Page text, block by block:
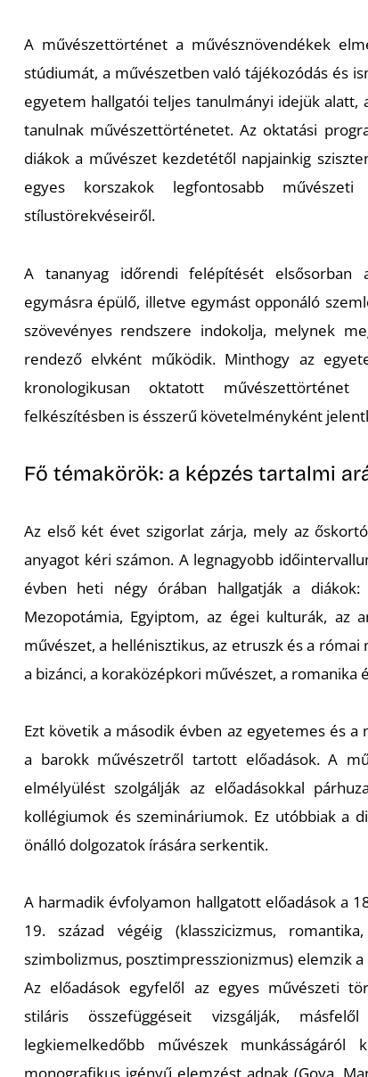
A művészettörténet a művésznövendékek
stúdiumát, a művészetben való tájékozódás és
egyetem hallgatói teljes tanulmányi idejük alatt,
tanulnak művészettörténetet. Az oktatási
diákok a művészet kezdetétől napjainkig
egyes korszakok legfontosabb
stílustörekvéseiről.
A tananyag időrendi felépítését elsősorban
egymásra épülő, illetve egymást opponáló
szövevényes rendszere indokolja, melynek
rendező elvként működik. Minthogy az
kronologikusan oktatott
felkészítésben is ésszerű követelményként
Fő témakörök: a képzés tartalmi
Az első két évet szigorlat zárja, mely az
anyagot kéri számon. A legnagyobb
évben heti négy órában hallgatják a
Mezopotámia, Egyiptom, az égei kulturák, az
művészet, a hellénisztikus, az etruszk és a
a bizánci, a koraközépkori művészet, a romanika
Ezt követik a második évben az egyetemes és a
a barokk művészetről tartott előadások. A
elmélyülést szolgálják az előadásokkal
kollégiumok és szemináriumok. Ez utóbbiak a
önálló dolgozatok írására serkentik.
A harmadik évfolyamon hallgatott előadások a
19. század végéig (klasszicizmus,
szimbolizmus, posztimpresszionizmus) elemzik
Az előadások egyfelől az egyes művészeti
stiláris összefüggéseit vizsgálják,
legkiemelkedőbb művészek